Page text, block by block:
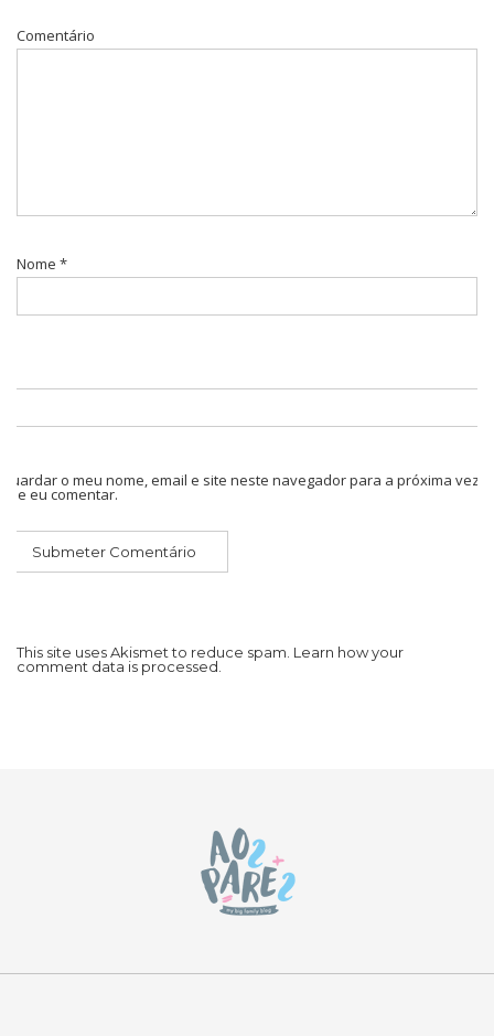
Comentário
Nome *
Guardar o meu nome, email e site neste navegador para a próxima vez
que eu comentar.
This site uses Akismet to reduce spam. Learn how your
comment data is processed.